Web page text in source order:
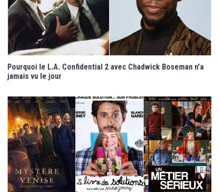
Pourquoi le L.A. Confidential 2 avec Chadwick Boseman n’a
jamais vu le jour